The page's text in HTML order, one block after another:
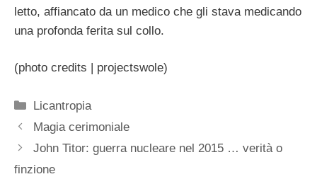
letto, affiancato da un medico che gli stava medicando
una profonda ferita sul collo.
(photo credits | projectswole)
Categorie
Licantropia
Magia cerimoniale
John Titor: guerra nucleare nel 2015 … verità o
finzione